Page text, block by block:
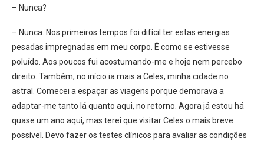
– Nunca?
– Nunca. Nos primeiros tempos foi difícil ter estas energias
pesadas impregnadas em meu corpo. É como se estivesse
poluído. Aos poucos fui acostumando-me e hoje nem percebo
direito. Também, no início ia mais a Celes, minha cidade no
astral. Comecei a espaçar as viagens porque demorava a
adaptar-me tanto lá quanto aqui, no retorno. Agora já estou há
quase um ano aqui, mas terei que visitar Celes o mais breve
possível. Devo fazer os testes clínicos para avaliar as condições